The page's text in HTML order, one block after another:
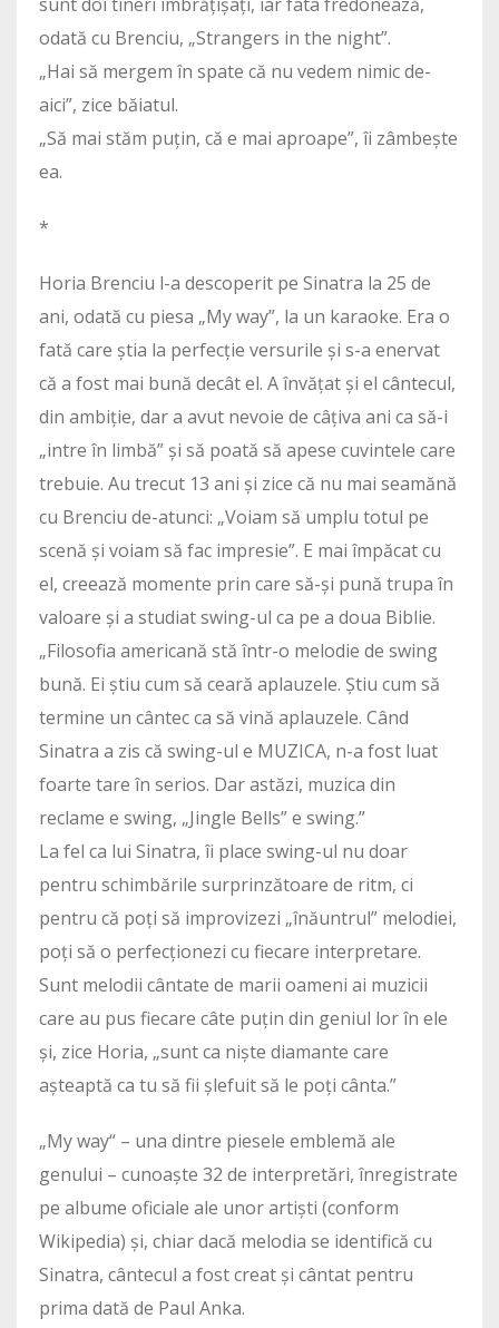
odată cu Brenciu, „Strangers in the night”.
„Hai să mergem în spate că nu vedem nimic de-
aici”, zice băiatul.
„Să mai stăm puțin, că e mai aproape”, îi zâmbește
ea.
*
Horia Brenciu l-a descoperit pe Sinatra la 25 de
ani, odată cu piesa „My way”, la un karaoke. Era o
fată care știa la perfecție versurile și s-a enervat
că a fost mai bună decât el. A învățat și el cântecul,
din ambiție, dar a avut nevoie de câțiva ani ca să-i
„intre în limbă” și să poată să apese cuvintele care
trebuie. Au trecut 13 ani și zice că nu mai seamănă
cu Brenciu de-atunci: „Voiam să umplu totul pe
scenă și voiam să fac impresie”. E mai împăcat cu
el, creează momente prin care să-și pună trupa în
valoare și a studiat swing-ul ca pe a doua Biblie.
„Filosofia americană stă într-o melodie de swing
bună. Ei știu cum să ceară aplauzele. Știu cum să
termine un cântec ca să vină aplauzele. Când
Sinatra a zis că swing-ul e MUZICA, n-a fost luat
foarte tare în serios. Dar astăzi, muzica din
reclame e swing, „Jingle Bells” e swing.”
La fel ca lui Sinatra, îi place swing-ul nu doar
pentru schimbările surprinzătoare de ritm, ci
pentru că poți să improvizezi „înăuntrul” melodiei,
poți să o perfecționezi cu fiecare interpretare.
Sunt melodii cântate de marii oameni ai muzicii
care au pus fiecare câte puțin din geniul lor în ele
și, zice Horia, „sunt ca niște diamante care
așteaptă ca tu să fii șlefuit să le poți cânta.”
„My way“ – una dintre piesele emblemă ale
genului – cunoaște 32 de interpretări, înregistrate
pe albume oficiale ale unor artiști (conform
Wikipedia) și, chiar dacă melodia se identifică cu
Sinatra, cântecul a fost creat și cântat pentru
prima dată de Paul Anka.